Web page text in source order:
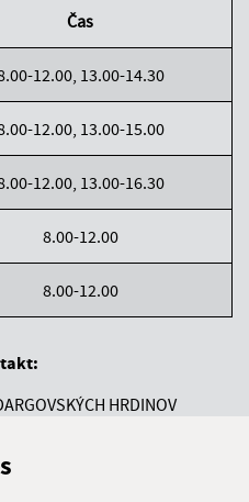
Čas
12.00, 13.00-14.30
12.00, 13.00-15.00
12.00, 13.00-16.30
8.00-12.00
8.00-12.00
HRDINOV